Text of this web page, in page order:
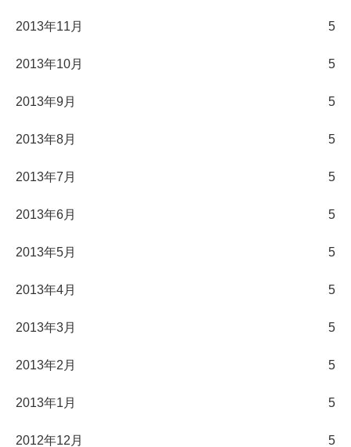
2013年11月 5
2013年10月 5
2013年9月 5
2013年8月 5
2013年7月 5
2013年6月 5
2013年5月 5
2013年4月 5
2013年3月 5
2013年2月 5
2013年1月 5
2012年12月 5